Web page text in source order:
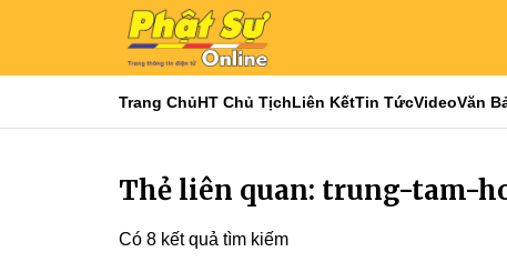
Trang ChủHT Chủ TịchLiên KếtTin TứcVideoVăn
Thẻ liên quan: trung-tam-
Có 8 kết quả tìm kiếm